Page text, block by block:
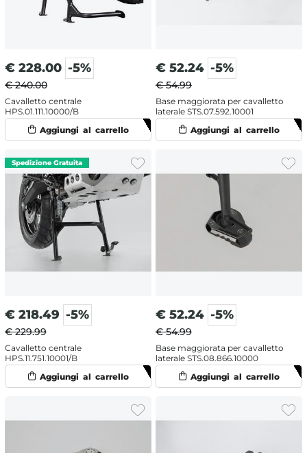
€ 228.00 -5%
€ 240.00
Cavalletto centrale
HPS.01.111.10000/B
€ 52.24 -5%
€ 54.99
Base maggiorata per cavalletto
laterale STS.07.592.10001
€ 218.49 -5%
€ 229.99
Cavalletto centrale
HPS.11.751.10001/B
€ 52.24 -5%
€ 54.99
Base maggiorata per cavalletto
laterale STS.08.866.10000